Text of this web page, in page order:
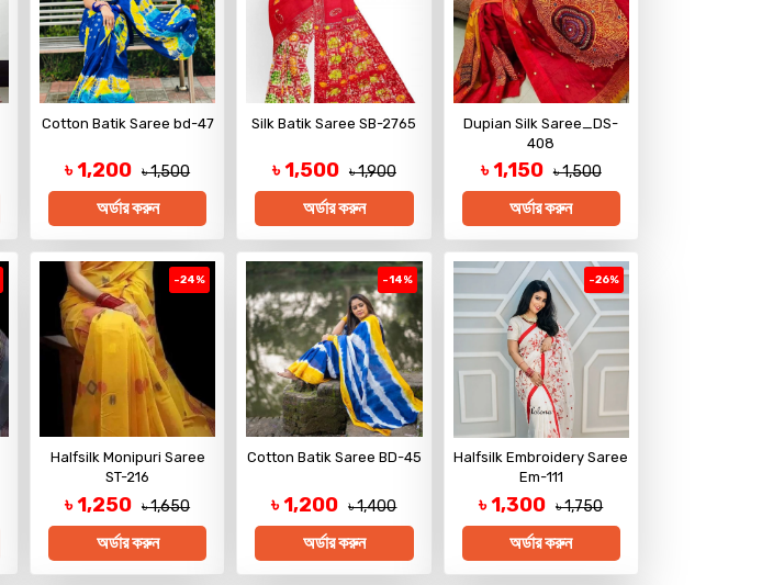
Cotton Batik Saree bd-47
৳ 1,200 ৳ 1,500
অর্ডার করুন
Silk Batik Saree SB-2765
৳ 1,500 ৳ 1,900
অর্ডার করুন
Dupian Silk Saree_DS-
408
৳ 1,150 ৳ 1,500
অর্ডার করুন
-24%
Halfsilk Monipuri Saree
ST-216
৳ 1,250 ৳ 1,650
অর্ডার করুন
-14%
Cotton Batik Saree BD-45
৳ 1,200 ৳ 1,400
অর্ডার করুন
-26%
Halfsilk Embroidery Saree
Em-111
৳ 1,300 ৳ 1,750
অর্ডার করুন